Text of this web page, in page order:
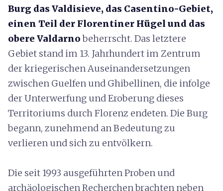
Burg das Valdisieve, das Casentino-Gebiet,
einen Teil der Florentiner Hügel und das
obere Valdarnobeherrscht. Das letztere
Gebiet stand im 13. Jahrhundert im Zentrum
der kriegerischen Auseinandersetzungen
zwischen Guelfen und Ghibellinen, die infolge
der Unterwerfung und Eroberung dieses
Territoriums durch Florenz endeten. Die Burg
begann, zunehmend an Bedeutung zu
verlieren und sich zu entvölkern.
Die seit 1993 ausgeführten Proben und
archäologischen Recherchen brachten neben